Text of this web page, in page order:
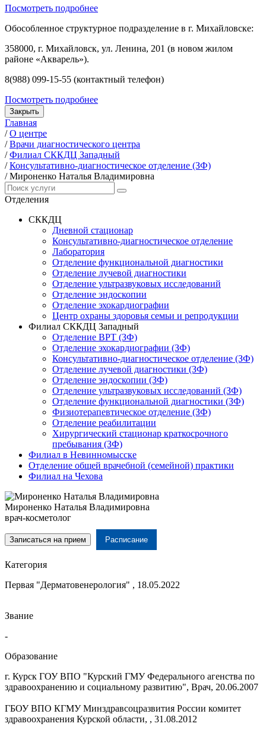
Посмотреть подробнее
Обособленное структурное подразделение в г. Михайловске:
358000, г. Михайловск, ул. Ленина, 201 (в новом жилом
районе «Акварель»).
8(988) 099-15-55 (контактный телефон)
Посмотреть подробнее
Закрыть
Главная
/ О центре
/ Врачи диагностического центра
/ Филиал СККДЦ Западный
/ Консультативно-диагностическое отделение (ЗФ)
/ Мироненко Наталья Владимировна
Отделения
СККДЦ
Дневной стационар
Консультативно-диагностическое отделение
Лаборатория
Отделение функциональной диагностики
Отделение лучевой диагностики
Отделение ультразвуковых исследований
Отделение эндоскопии
Отделение эхокардиографии
Центр охраны здоровья семьи и репродукции
Филиал СККДЦ Западный
Отделение ВРТ (ЗФ)
Отделение эхокардиографии (ЗФ)
Консультативно-диагностическое отделение (ЗФ)
Отделение лучевой диагностики (ЗФ)
Отделение эндоскопии (ЗФ)
Отделение ультразвуковых исследований (ЗФ)
Отделение функциональной диагностики (ЗФ)
Физиотерапевтическое отделение (ЗФ)
Отделение реабилитации
Хирургический стационар краткосрочного
пребывания (ЗФ)
Филиал в Невинномысске
Отделение общей врачебной (семейной) практики
Филиал на Чехова
Мироненко Наталья Владимировна
врач-косметолог
Записаться на прием Расписание
Категория
Первая "Дерматовенерология" , 18.05.2022
Звание
-
Образование
г. Курск ГОУ ВПО "Курский ГМУ Федерального агенства по
здравоохранению и социальному развитию", Врач, 20.06.2007
ГБОУ ВПО КГМУ Минздравсоцразвития России комитет
здравоохранения Курской области, , 31.08.2012